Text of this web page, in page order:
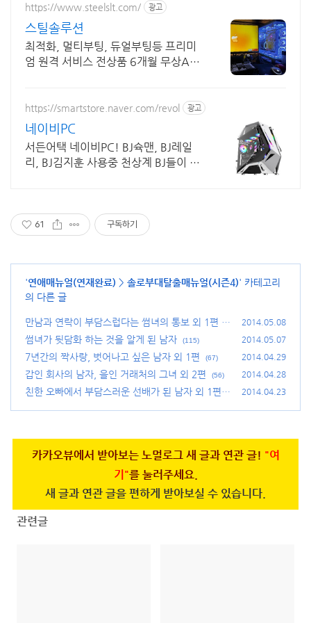
https://www.steelslt.com/ 광고
스틸솔루션
최적화, 멀티부팅, 듀얼부팅등 프리미
엄 원격 서비스 전상품 6개월 무상A/S
https://smartstore.naver.com/revol 광고
네이비PC
서든어택 네이비PC! BJ슉맨, BJ레일
리, BJ김지훈 사용중 천상계 BJ들이 믿
61 구독하기
'연애매뉴얼(연재완료) > 솔로부대탈출매뉴얼(시즌4)' 카테고리
의 다른 글
만남과 연락이 부담스럽다는 썸녀의 통보 외 1편
(7
5)
2014.05.08
썸녀가 뒷담화 하는 것을 알게 된 남자 (115) 2014.05.07
7년간의 짝사랑, 벗어나고 싶은 남자 외 1편 (67) 2014.04.29
갑인 회사의 남자, 을인 거래처의 그녀 외 2편 (56) 2014.04.28
친한 오빠에서 부담스러운 선배가 된 남자 외 1편 2014.04.23
카카오뷰에서 받아보는 노멀로그 새 글과 연관 글! "여
기"를 눌러주세요.
새 글과 연관 글을 편하게 받아보실 수 있습니다.
관련글